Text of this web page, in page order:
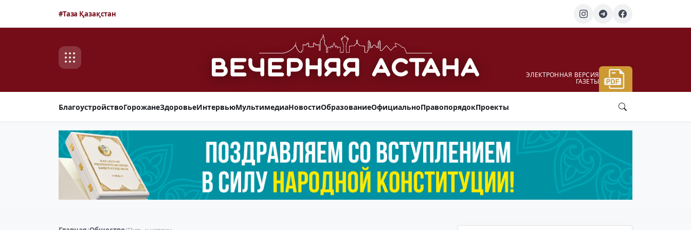
#Таза Қазақстан
ЭЛЕКТРОННАЯ ВЕРСИЯ
ГАЗЕТЫ
БлагоустройствоГорожанеЗдоровьеИнтервьюМультимедиаНовостиОбразованиеОфициальноПравопорядокПроекты